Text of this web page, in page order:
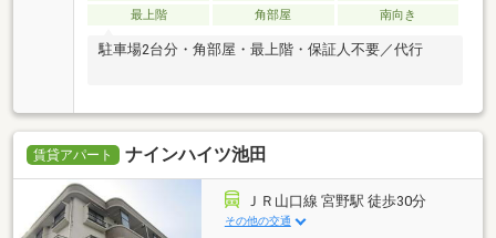
最上階
角部屋 南向き
駐車場2台分・角部屋・最上階・保証人不要／代行
賃貸アパート ナインハイツ池田
ＪＲ山口線 宮野駅 徒歩30分
その他の交通